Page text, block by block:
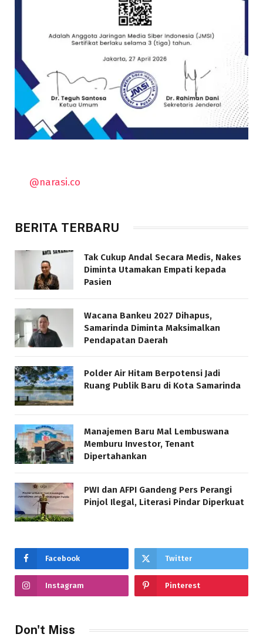
@narasi.co
BERITA TERBARU
Tak Cukup Andal Secara Medis, Nakes
Diminta Utamakan Empati kepada
Pasien
Wacana Bankeu 2027 Dihapus,
Samarinda Diminta Maksimalkan
Pendapatan Daerah
Polder Air Hitam Berpotensi Jadi
Ruang Publik Baru di Kota Samarinda
Manajemen Baru Mal Lembuswana
Memburu Investor, Tenant
Dipertahankan
PWI dan AFPI Gandeng Pers Perangi
Pinjol Ilegal, Literasi Pindar Diperkuat
Facebook Twitter
Instagram Pinterest
Don't Miss